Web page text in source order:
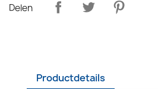
Delen
Productdetails